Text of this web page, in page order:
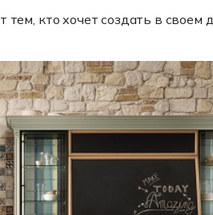
тем, кто хочет создать в